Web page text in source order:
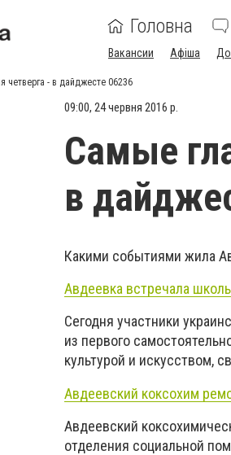
Головна
Вакансии Афіша
четверга - в дайджесте 06236
09:00, 24 червня 2016 р.
Самые
в
Какими событиями жила
Авдеевка встречала
Сегодня участники
из первого
культурой и искусством,
Авдеевский коксохим
Авдеевский
отделения социальной